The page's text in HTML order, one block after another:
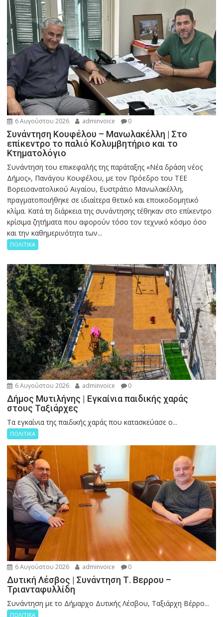
6 Αυγούστου 2026 adminvoice 0
Συνάντηση Κουφέλου – Μανωλακέλλη | Στο
επίκεντρο το παλιό Κολυμβητήριο και το
Κτηματολόγιο
Συνάντηση του επικεφαλής της παράταξης «Νέα δράση νέος
Δήμος», Πανάγου Κουφέλου, με τον Πρόεδρο του ΤΕΕ
Βορειοανατολικού Αιγαίου, Ευστράτιο Μανωλακέλλη,
πραγματοποιήθηκε σε ιδιαίτερα θετικό και εποικοδομητικό
κλίμα. Κατά τη διάρκεια της συνάντησης τέθηκαν στο επίκεντρο
κρίσιμα ζητήματα που αφορούν τόσο τον τεχνικό κόσμο όσο
και την καθημερινότητα των...
ΠΟΛΙΤΙΚΑ
6 Αυγούστου 2026 adminvoice 0
Δήμος Μυτιλήνης | Εγκαίνια παιδικής χαράς
στους Ταξιάρχες
Tα εγκαίνια της παιδικής χαράς που κατασκεύασε ο...
ΠΟΛΙΤΙΚΑ
6 Αυγούστου 2026 adminvoice 0
Δυτική Λέσβος | Συνάντηση Τ. Βερρου –
Τριανταφυλλίδη
Συνάντηση με το Δήμαρχο Δυτικής Λέσβου, Ταξιάρχη Βέρρο...
ΠΟΛΙΤΙΚΑ